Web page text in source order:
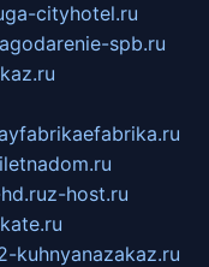
cityhotel.ru
spb.ru
z-host.ru
kuhnyanazakaz.ru